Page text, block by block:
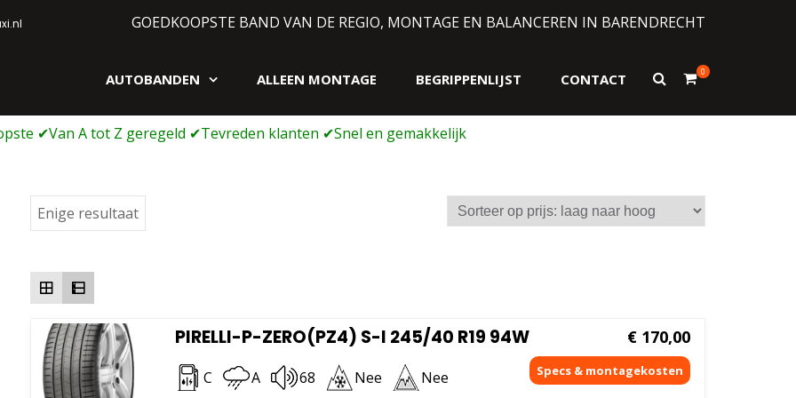
GOEDKOOPSTE BAND VAN DE REGIO, MONTAGE EN BALANCEREN IN BARENDRECHT
AUTOBANDEN ALLEEN MONTAGE BEGRIPPENLIJST CONTACT
Toon
0
Enige resultaat
PIRELLI-P-ZERO(PZ4) S-I 245/40 R19 94W
C A 68 Nee Nee
€ 170,00